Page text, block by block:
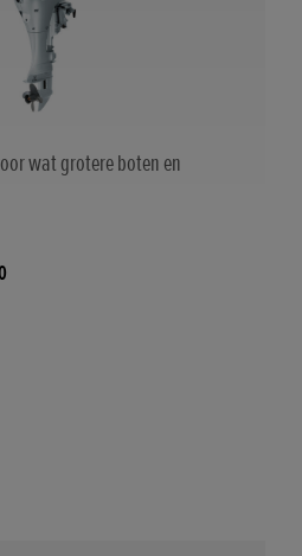
wat grotere boten en